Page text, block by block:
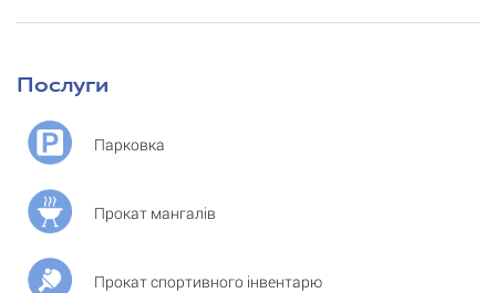
Послуги
Парковка
Прокат мангалів
Прокат спортивного інвентарю